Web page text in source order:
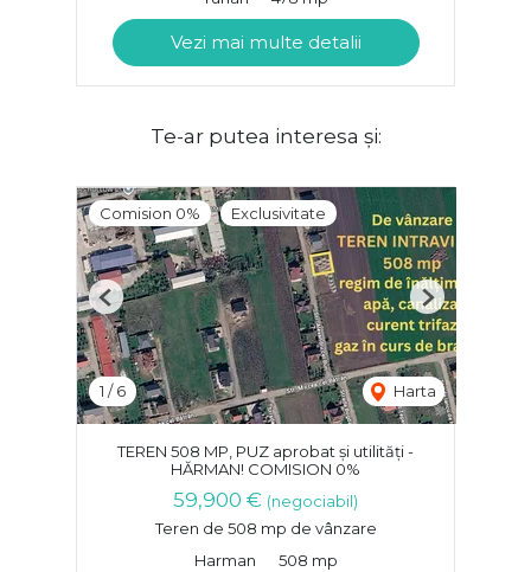
Vezi mai multe detalii
Te-ar putea interesa și:
Comision 0% Exclusivitate
1 /6 Harta
Previous Next
TEREN 508 MP, PUZ aprobat și utilități -
HĂRMAN! COMISION 0%
59,900 € (negociabil)
Teren de 508 mp de vânzare
Harman
508 mp